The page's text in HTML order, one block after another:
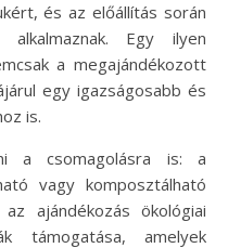
és az előállítás során
alkalmaznak. Egy ilyen
a megajándékozott
egy igazságosabb és
is.
a csomagolásra is: a
vagy komposztálható
ajándékozás ökológiai
támogatása, amelyek